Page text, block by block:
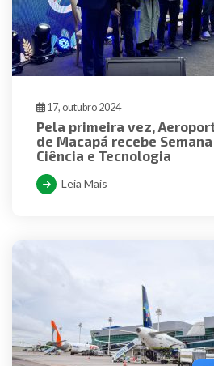
17, outubro 2024
Pela primeira vez,
de Macapá recebe
Ciência e Tecnologia
Leia Mais